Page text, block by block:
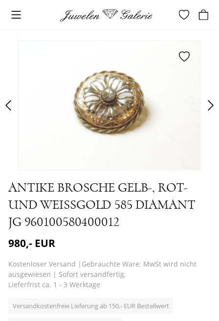
ANTIKE BROSCHE GELB-, ROT-
UND WEISSGOLD 585 DIAMANT
JG 960100580400012
980,- EUR
Kostenloser Versand | Gebrauchte Ware: MwSt wird nicht
ausgewiesen | Sofort versandfertig,
Lieferfrist ca. 1 - 3 Werktage
Versandkostenfreie Lieferung ab 150,- EUR Bestellwert